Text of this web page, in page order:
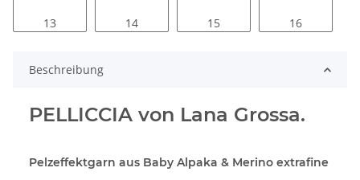
13 14 15 16
Beschreibung
PELLICCIA von Lana Grossa.
Pelzeffektgarn aus Baby Alpaka & Merino extrafine